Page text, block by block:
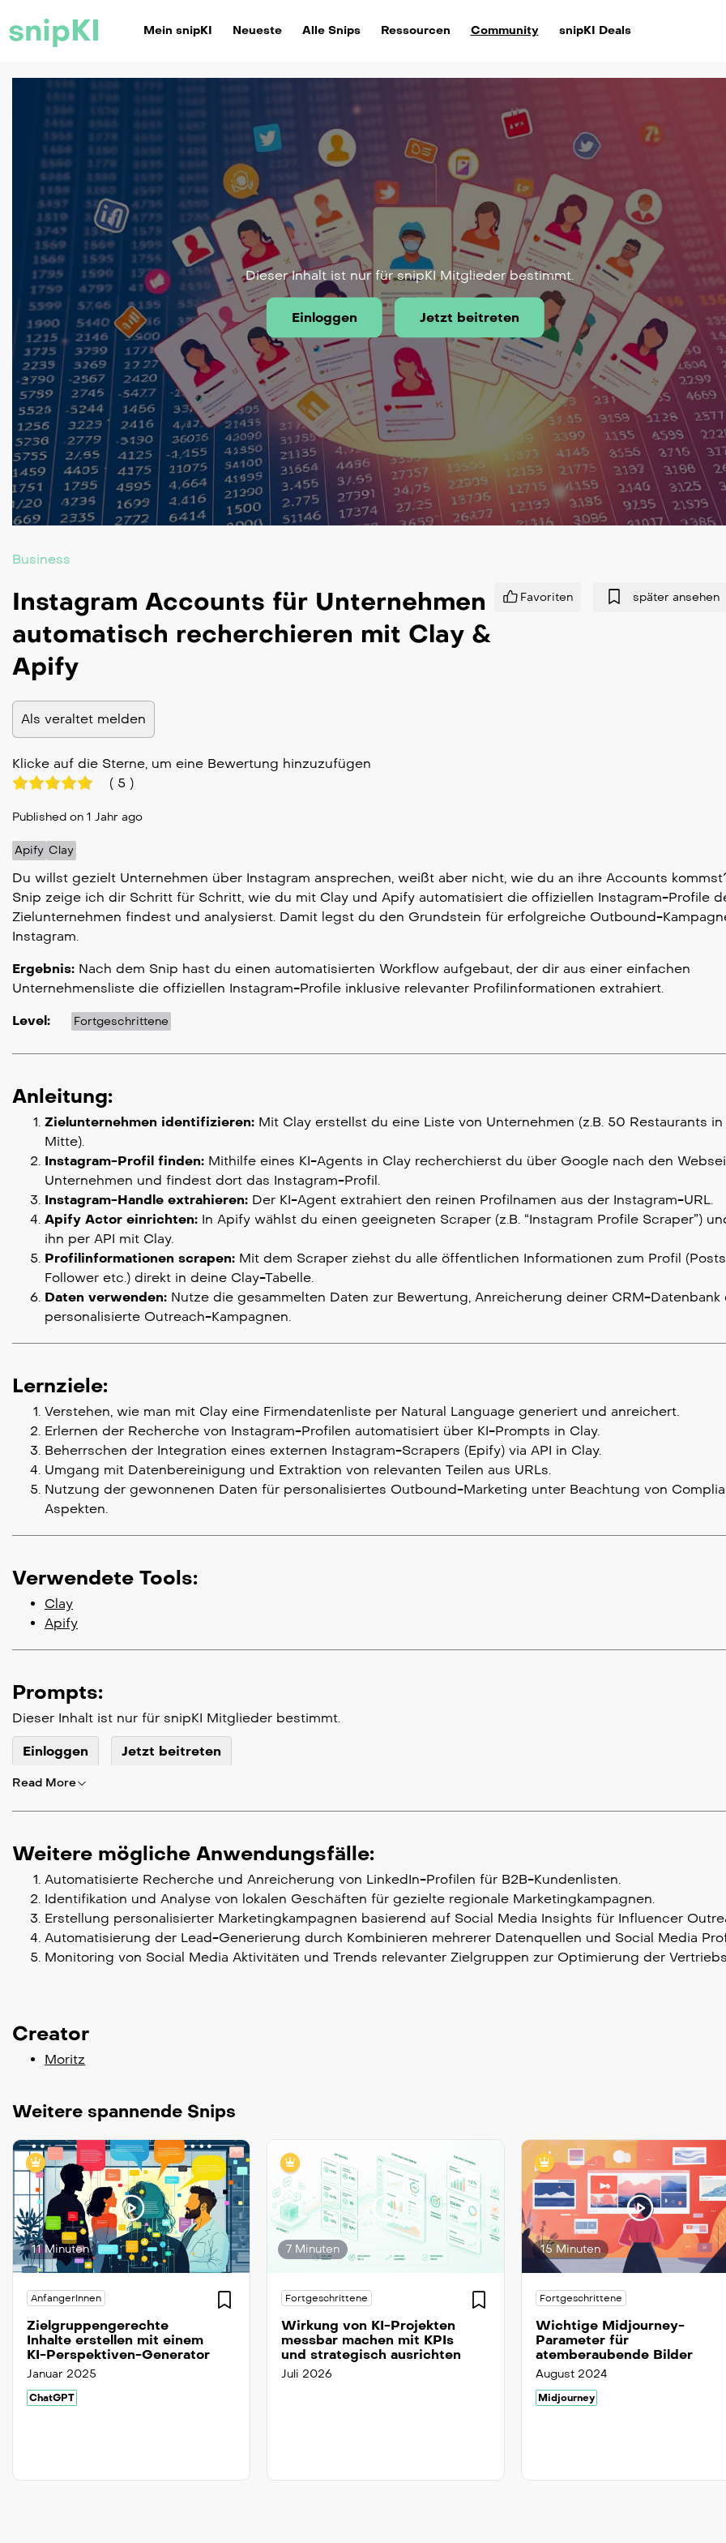
snipKI Mein snipKI Neueste Alle Snips Ressourcen Community snipKI Deals
Dieser Inhalt ist nur für snipKI Mitglieder bestimmt.
Einloggen Jetzt beitreten
Business
Instagram Accounts für Unternehmen
automatisch recherchieren mit Clay &
Apify
Als veraltet melden
Favoriten später ansehen
Klicke auf die Sterne, um eine Bewertung hinzuzufügen
( 5 )
Published on 1 Jahr ago
Apify Clay
Du willst gezielt Unternehmen über Instagram ansprechen, weißt aber nicht, wie du an ihre Accounts
Snip zeige ich dir Schritt für Schritt, wie du mit Clay und Apify automatisiert die offiziellen Instagram-Profile
Zielunternehmen findest und analysierst. Damit legst du den Grundstein für erfolgreiche Outbound-
Instagram.
Ergebnis: Nach dem Snip hast du einen automatisierten Workflow aufgebaut, der dir aus einer einfachen
Unternehmensliste die offiziellen Instagram-Profile inklusive relevanter Profilinformationen extrahiert.
Level: Fortgeschrittene
Anleitung:
Zielunternehmen identifizieren: Mit Clay erstellst du eine Liste von Unternehmen (z.B. 50 Restaurants
Mitte).
Instagram-Profil finden: Mithilfe eines KI-Agents in Clay recherchierst du über Google nach den
Unternehmen und findest dort das Instagram-Profil.
Instagram-Handle extrahieren: Der KI-Agent extrahiert den reinen Profilnamen aus der Instagram-URL.
Apify Actor einrichten: In Apify wählst du einen geeigneten Scraper (z.B. “Instagram Profile Scraper”)
ihn per API mit Clay.
Profilinformationen scrapen: Mit dem Scraper ziehst du alle öffentlichen Informationen zum Profil
Follower etc.) direkt in deine Clay-Tabelle.
Daten verwenden: Nutze die gesammelten Daten zur Bewertung, Anreicherung deiner CRM-Datenbank
personalisierte Outreach-Kampagnen.
Lernziele:
Verstehen, wie man mit Clay eine Firmendatenliste per Natural Language generiert und anreichert.
Erlernen der Recherche von Instagram-Profilen automatisiert über KI-Prompts in Clay.
Beherrschen der Integration eines externen Instagram-Scrapers (Epify) via API in Clay.
Umgang mit Datenbereinigung und Extraktion von relevanten Teilen aus URLs.
Nutzung der gewonnenen Daten für personalisiertes Outbound-Marketing unter Beachtung von
Aspekten.
Verwendete Tools:
Clay
Apify
Prompts:
Dieser Inhalt ist nur für snipKI Mitglieder bestimmt.
Einloggen Jetzt beitreten
Read More
Weitere mögliche Anwendungsfälle:
Automatisierte Recherche und Anreicherung von LinkedIn-Profilen für B2B-Kundenlisten.
Identifikation und Analyse von lokalen Geschäften für gezielte regionale Marketingkampagnen.
Erstellung personalisierter Marketingkampagnen basierend auf Social Media Insights für Influencer
Automatisierung der Lead-Generierung durch Kombinieren mehrerer Datenquellen und Social Media
Monitoring von Social Media Aktivitäten und Trends relevanter Zielgruppen zur Optimierung der
Creator
Moritz
Weitere spannende Snips
11 Minuten
AnfangerInnen
Zielgruppengerechte
Inhalte erstellen mit einem
KI-Perspektiven-Generator
Januar 2025
ChatGPT
7 Minuten
Fortgeschrittene
Wirkung von KI-Projekten
messbar machen mit KPIs
und strategisch ausrichten
Juli 2026
15 Minuten
Fortgeschrittene
Wichtige Midjourney-
Parameter für
atemberaubende Bilder
August 2024
Midjourney